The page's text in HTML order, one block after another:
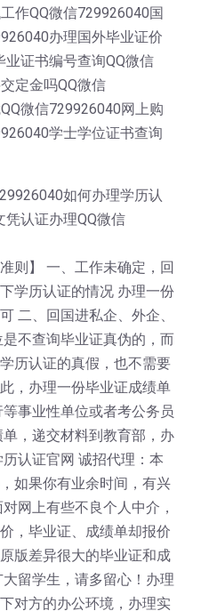
作QQ微信729926040国
办理国外毕业证价
证书编号查询QQ微信
定金吗QQ微信
微信729926040网上购
学士学位证书查询
如何办理学历认
认证办理QQ微信
则】 一、工作未确定，回
学历认证的情况 办理一份
二、回国进私企、外企、
不查询毕业证真伪的，而
历认证的真假，也不需要
，办理一份毕业证成绩单
事业性单位或者考公务员
，递交材料到教育部，办
认证官网 诚招代理：本
如果你有业余时间，有兴
网上有些不良个人中介，
，毕业证、成绩单却报价
版差异很大的毕业证和成
留学生，请多留心！办理
对方的办公环境，办理实